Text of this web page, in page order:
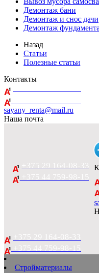
Демонтаж бани
Демонтаж и снос дачи
Демонтаж фундамента
Назад
Статьи
Полезные статьи
Контакты
sayany_renta@mail.ru
Наша почта
+375 29 164-08-33
+375 44 759-98-15
+375 29 164-08-33
+375 44 759-98-15
Стройматериалы